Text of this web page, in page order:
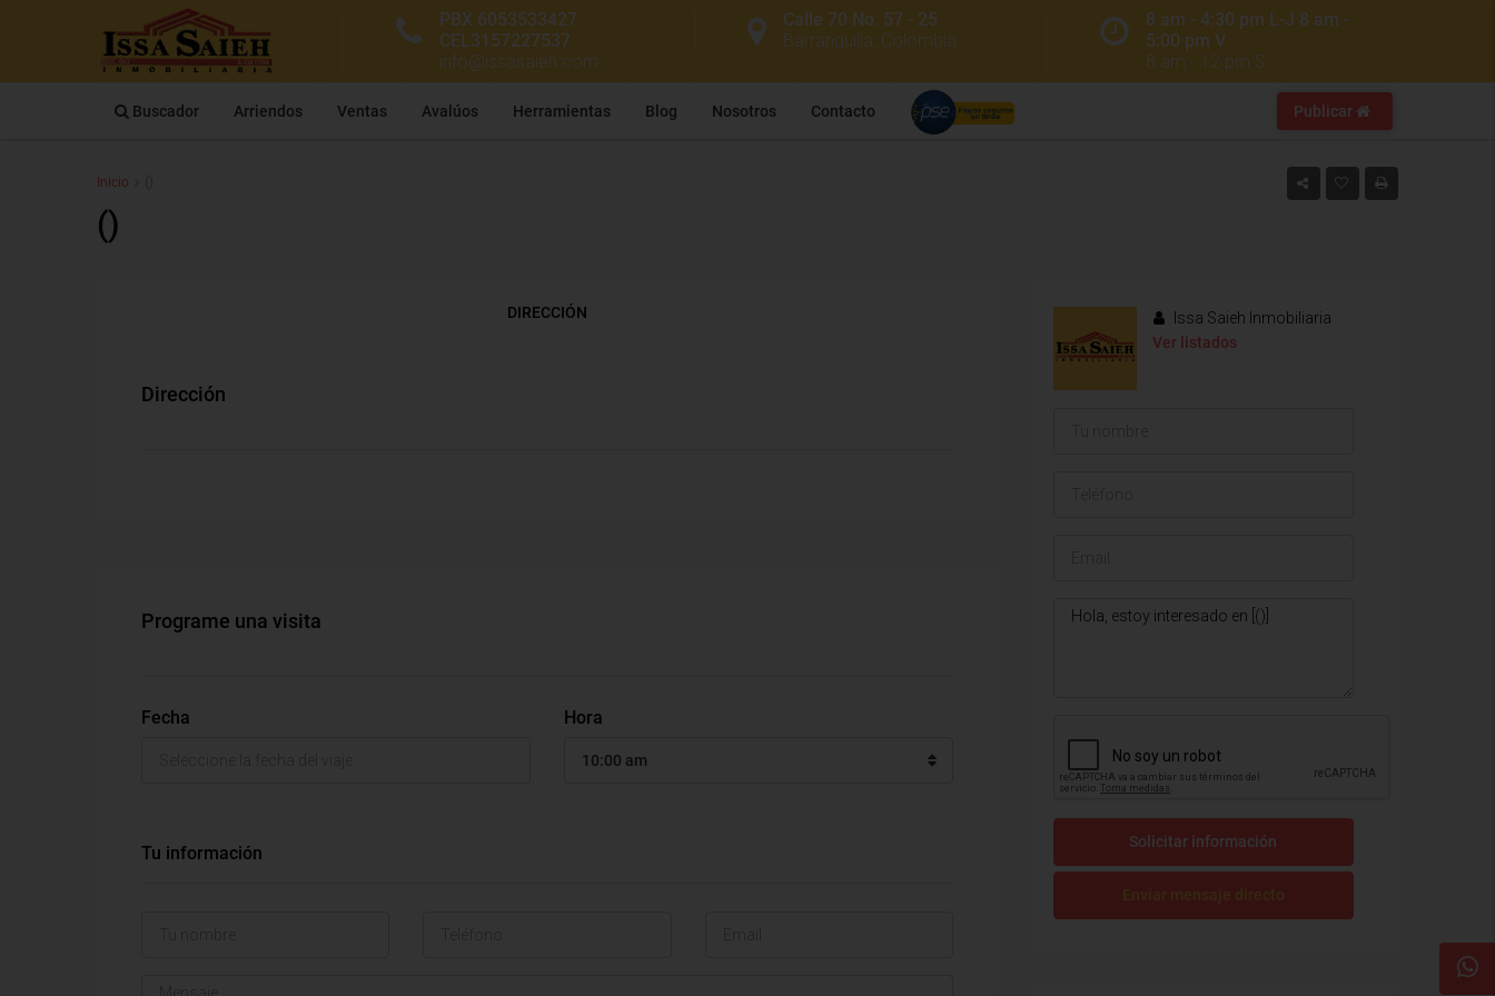
8 am - 4:30 pm L-J 8 am -
5:00 pm V
8 am - 12 pm S
Calle 70 No. 57 - 25
Barranquilla, Colombia
PBX 6053533427
CEL3157227537
info@issasaieh.com
Buscador Arriendos Ventas Avalúos Herramientas Blog Nosotros Contacto Publicar
Inicio
()
DIRECCIÓN
Dirección
Programe una visita
Fecha Hora
10:00 am
Tu información
Issa Saieh Inmobiliaria
Ver listados
Solicitar información